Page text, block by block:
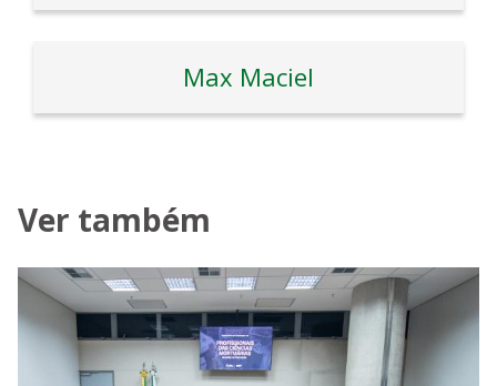
Max Maciel
Ver também